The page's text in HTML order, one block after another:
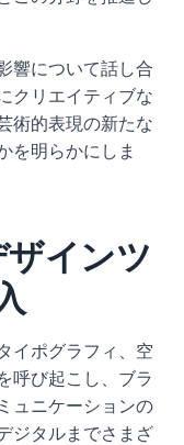
響について話し合
クリエイティブな
術的表現の新たな
を明らかにしま
インツ
イポグラフィ、空
呼び起こし、ブラ
ュニケーションの
ジタルまでさまざ